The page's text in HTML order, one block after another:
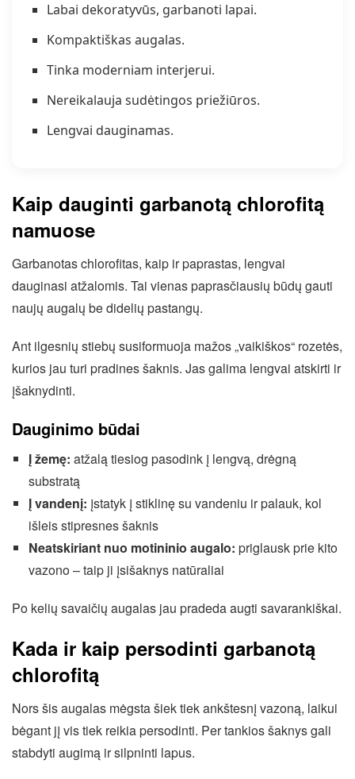
Labai dekoratyvūs, garbanoti lapai.
Kompaktiškas augalas.
Tinka moderniam interjerui.
Nereikalauja sudėtingos priežiūros.
Lengvai dauginamas.
Kaip dauginti garbanotą chlorofitą
namuose
Garbanotas chlorofitas, kaip ir paprastas, lengvai
dauginasi atžalomis. Tai vienas paprasčiausių būdų gauti
naujų augalų be didelių pastangų.
Ant ilgesnių stiebų susiformuoja mažos „vaikiškos“ rozetės,
kurios jau turi pradines šaknis. Jas galima lengvai atskirti ir
įšaknydinti.
Dauginimo būdai
Į žemę: atžalą tiesiog pasodink į lengvą, drėgną
substratą
Į vandenį: įstatyk į stiklinę su vandeniu ir palauk, kol
išleis stipresnes šaknis
Neatskiriant nuo motininio augalo: priglausk prie kito
vazono – taip ji įsišaknys natūraliai
Po kelių savaičių augalas jau pradeda augti savarankiškai.
Kada ir kaip persodinti garbanotą
chlorofitą
Nors šis augalas mėgsta šiek tiek ankštesnį vazoną, laikui
bėgant jį vis tiek reikia persodinti. Per tankios šaknys gali
stabdyti augimą ir silpninti lapus.